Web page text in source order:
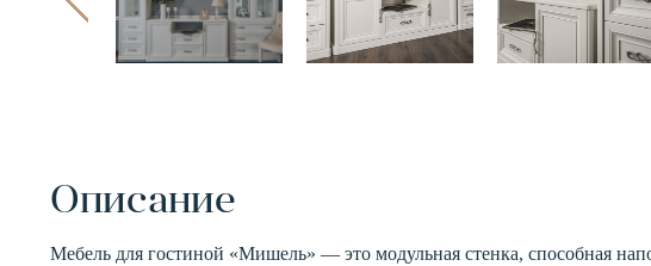
Описание
Мебель для гостиной «Мишель» — это модульная стенка, способная